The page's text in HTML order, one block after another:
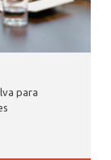
para